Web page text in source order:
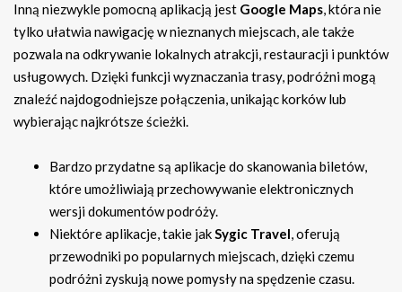
Inną niezwykle pomocną aplikacją jest Google Maps, która nie
tylko ułatwia nawigację w nieznanych miejscach, ale także
pozwala na odkrywanie lokalnych atrakcji, restauracji i punktów
usługowych. Dzięki funkcji wyznaczania trasy, podróżni mogą
znaleźć najdogodniejsze połączenia, unikając korków lub
wybierając najkrótsze ścieżki.
Bardzo przydatne są aplikacje do skanowania biletów,
które umożliwiają przechowywanie elektronicznych
wersji dokumentów podróży.
Niektóre aplikacje, takie jakSygic Travel, oferują
przewodniki po popularnych miejscach, dzięki czemu
podróżni zyskują nowe pomysły na spędzenie czasu.